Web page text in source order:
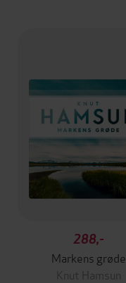
288,-
Markens grøde
Knut Hamsun